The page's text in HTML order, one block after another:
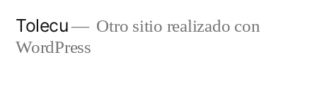
Tolecu
Otro sitio realizado con
WordPress